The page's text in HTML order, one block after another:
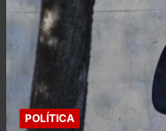
POLÍTICA